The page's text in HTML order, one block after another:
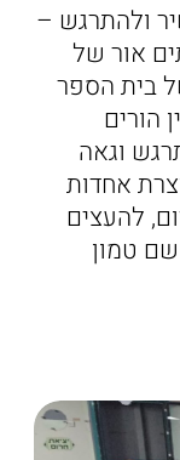
ולהתרגש –
אור של
בית הספר
הורים
וגאה
אחדות
להעצים
טמון